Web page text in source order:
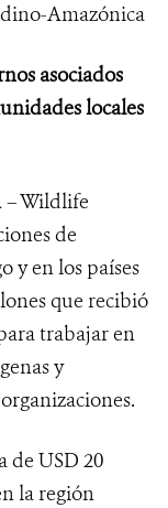
Amazónica
asociados
locales
– Wildlife
de
y en los países
que recibió
trabajar en
y
de USD 20
la región